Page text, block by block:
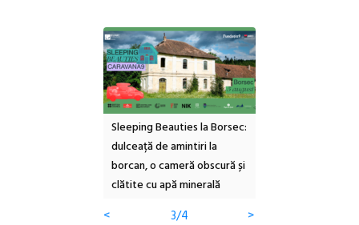
Sleeping Beauties la Borsec:
dulceață de amintiri la
borcan, o cameră obscură și
clătite cu apă minerală
<
3/4 >